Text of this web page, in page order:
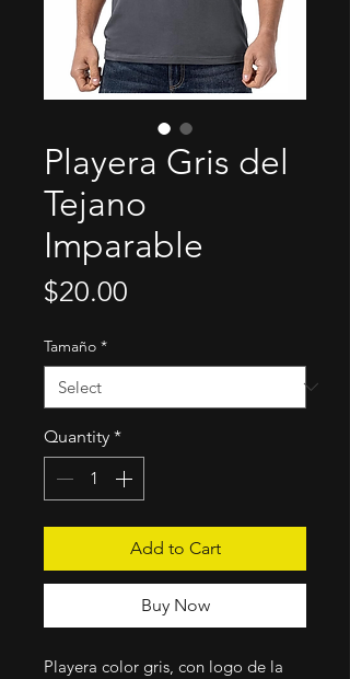
Playera Gris del
Tejano
Imparable
$20.00
Tamaño *
Quantity *
Add to Cart
Buy Now
Playera color gris, con logo de la